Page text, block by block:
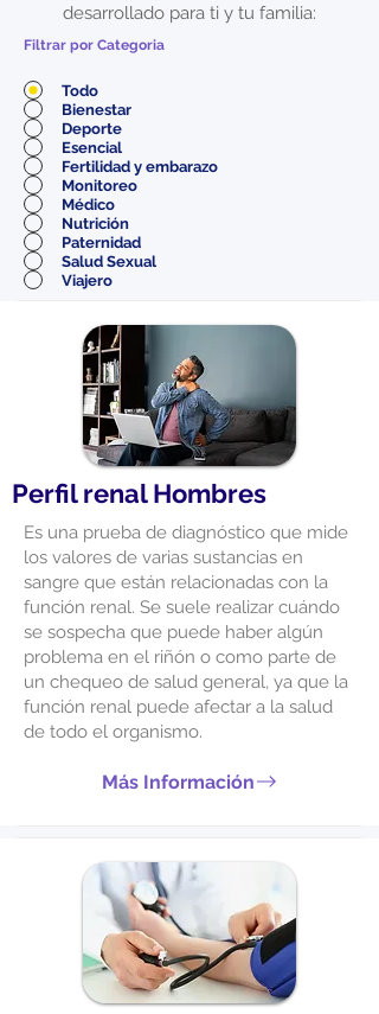
desarrollado para ti y tu familia:
Filtrar por Categoria
Todo
Bienestar
Deporte
Esencial
Fertilidad y embarazo
Monitoreo
Médico
Nutrición
Paternidad
Salud Sexual
Viajero
Perfil renal Hombres
Es una prueba de diagnóstico que mide
los valores de varias sustancias en
sangre que están relacionadas con la
función renal. Se suele realizar cuándo
se sospecha que puede haber algún
problema en el riñón o como parte de
un chequeo de salud general, ya que la
función renal puede afectar a la salud
de todo el organismo.
Más Información